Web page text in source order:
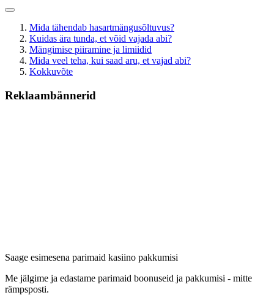
Mida tähendab hasartmängusõltuvus?
Kuidas ära tunda, et võid vajada abi?
Mängimise piiramine ja limiidid
Mida veel teha, kui saad aru, et vajad abi?
Kokkuvõte
Reklaambännerid
Saage esimesena parimaid kasiino pakkumisi
Me jälgime ja edastame parimaid boonuseid ja pakkumisi - mitte
rämpsposti.